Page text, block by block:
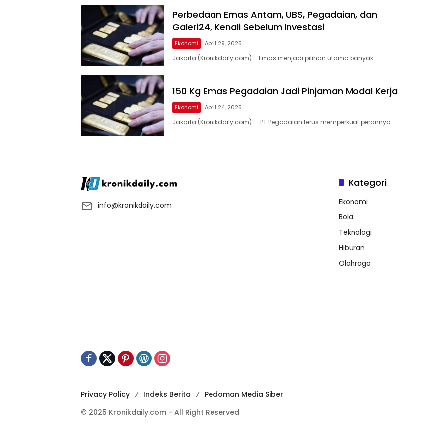
Perbedaan Emas Antam, UBS, Pegadaian, dan
Galeri24, Kenali Sebelum Investasi
Ekonomi April 29, 2025
Jakarta (Kronikdaily.com) – Emas menjadi pilihan utama banyak…
150 Kg Emas Pegadaian Jadi Pinjaman Modal Kerja
Ekonomi April 24, 2025
Jakarta (Kronikdaily.com) — PT Pegadaian terus memperkuat perannya…
info@kronikdaily.com
Kategori
Ekonomi
Bola
Teknologi
Hiburan
Olahraga
Privacy Policy Indeks Berita
Pedoman Media Siber
© 2025 Kronikdaily.com - All Right Reserved